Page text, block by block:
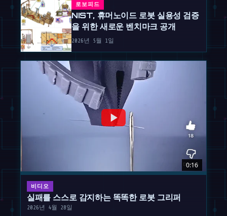
로보피드
NIST, 휴머노이드 로봇 실용성 검증
을 위한 새로운 벤치마크 공개
2026년 5월 1일
0:16
비디오
실패를 스스로 감지하는 똑똑한 로봇 그리퍼
2026년 4월 28일